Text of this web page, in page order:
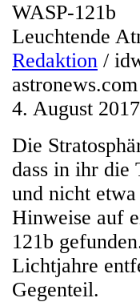
WASP-121b
Leuchtende
Redaktion /
astronews.com
4. August 2017
Die
dass in ihr die
und nicht
Hinweise auf
121b
Lichtjahre
Gegenteil.